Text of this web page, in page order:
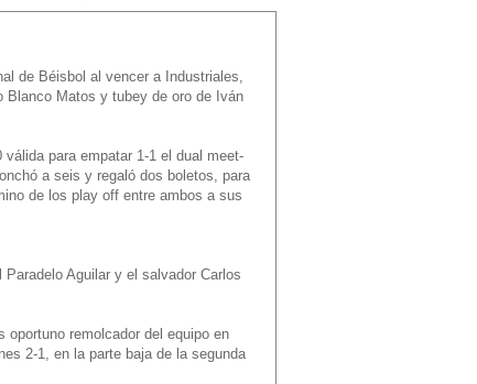
de Béisbol al vencer a Industriales,
Blanco Matos y tubey de oro de Iván
para empatar 1-1 el dual meet-
a seis y regaló dos boletos, para
de los play off entre ambos a sus
Aguilar y el salvador Carlos
remolcador del equipo en
2-1, en la parte baja de la segunda